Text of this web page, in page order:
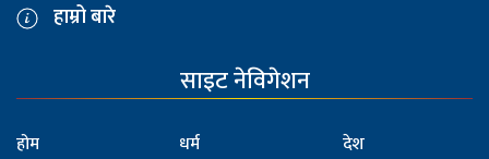
हाम्रो बारे
साइट नेविगेशन
होम
धर्म
देश